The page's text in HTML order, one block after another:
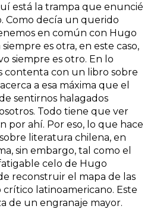
está la trampa que enuncié
Como decía un querido
en común con Hugo
es otra, en este caso,
siempre es otro. En lo
contenta con un libro sobre
a esa máxima que el
sentirnos halagados
Todo tiene que ver
por ahí. Por eso, lo que hace
literatura chilena, en
sin embargo, tal como el
celo de Hugo
reconstruir el mapa de las
crítico latinoamericano. Este
de un engranaje mayor.